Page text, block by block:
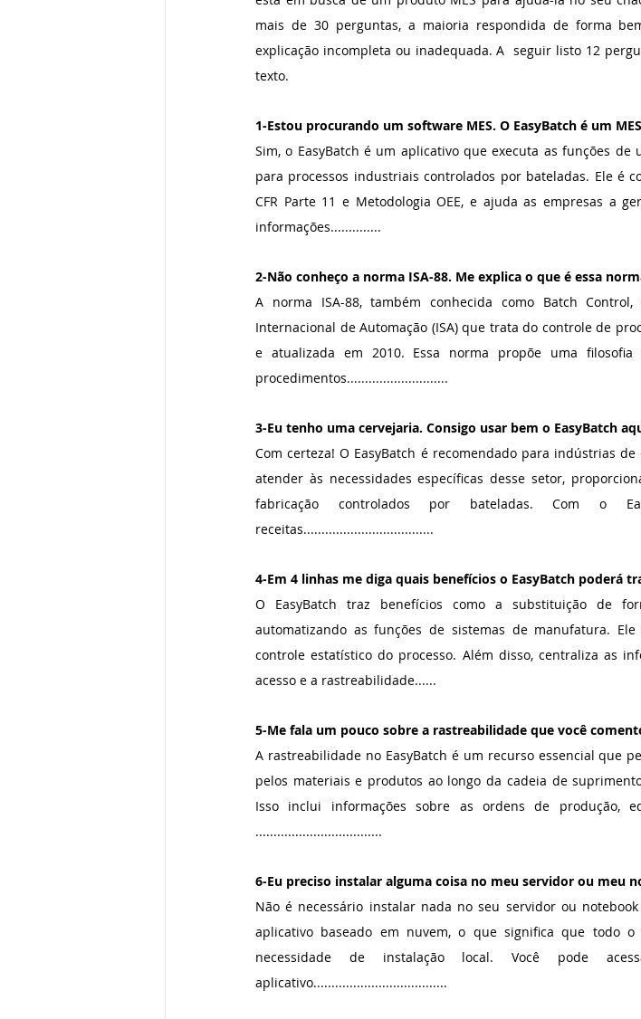
mais de 30 perguntas, a maioria respondida de forma
explicação incompleta ou inadequada. A  seguir listo 12
texto.
1-Estou procurando um software MES. O EasyBatch é um
Sim, o EasyBatch é um aplicativo que executa as funções de
para processos industriais controlados por bateladas. Ele é
CFR Parte 11 e Metodologia OEE, e ajuda as empresas a
informações..............
2-Não conheço a norma ISA-88. Me explica o que é essa
A norma ISA-88, também conhecida como Batch
Internacional de Automação (ISA) que trata do controle de
e atualizada em 2010. Essa norma propõe uma
procedimentos............................
3-Eu tenho uma cervejaria. Consigo usar bem o EasyBatch
Com certeza! O EasyBatch é recomendado para indústrias
atender às necessidades específicas desse setor,
fabricação controlados por bateladas. Com o
receitas....................................
4-Em 4 linhas me diga quais benefícios o EasyBatch poderá
O EasyBatch traz benefícios como a substituição de
automatizando as funções de sistemas de manufatura.
controle estatístico do processo. Além disso, centraliza as
acesso e a rastreabilidade......
5-Me fala um pouco sobre a rastreabilidade que você
A rastreabilidade no EasyBatch é um recurso essencial que
pelos materiais e produtos ao longo da cadeia de
Isso inclui informações sobre as ordens de produção,
...................................
6-Eu preciso instalar alguma coisa no meu servidor ou meu
Não é necessário instalar nada no seu servidor ou
aplicativo baseado em nuvem, o que significa que todo
necessidade de instalação local. Você pode
aplicativo.....................................